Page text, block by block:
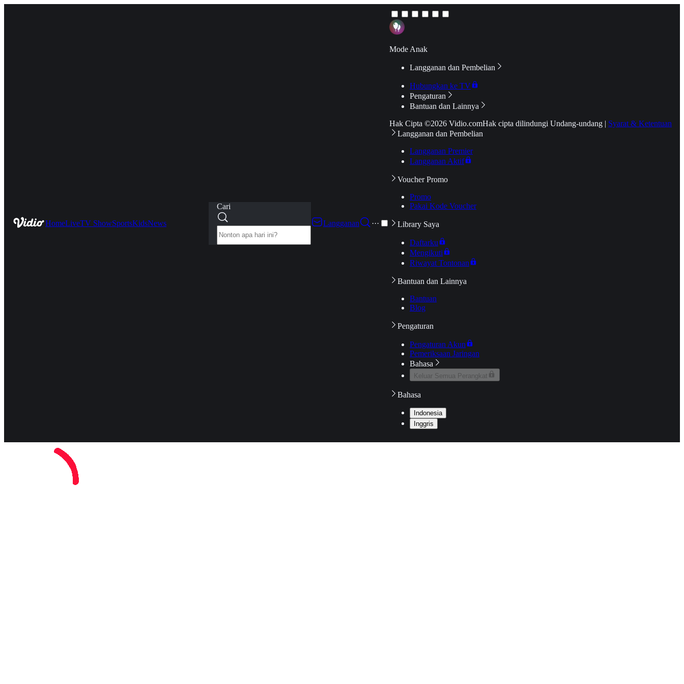
HomeLiveTV ShowSportsKidsNews
Cari
Langganan
···
Mode Anak
Langganan dan Pembelian
Hubungkan ke TV
Pengaturan
Bantuan dan Lainnya
Hak Cipta ©2026 Vidio.comHak cipta dilindungi Undang-undang | Syarat & Ketentuan
Langganan dan Pembelian
Langganan Premier
Langganan Aktif
Voucher Promo
Promo
Pakai Kode Voucher
Library Saya
Daftarku
Mengikuti
Riwayat Tontonan
Bantuan dan Lainnya
Bantuan
Blog
Pengaturan
Pengaturan Akun
Pemeriksaan Jaringan
Bahasa
Keluar Semua Perangkat
Bahasa
Indonesia
Inggris